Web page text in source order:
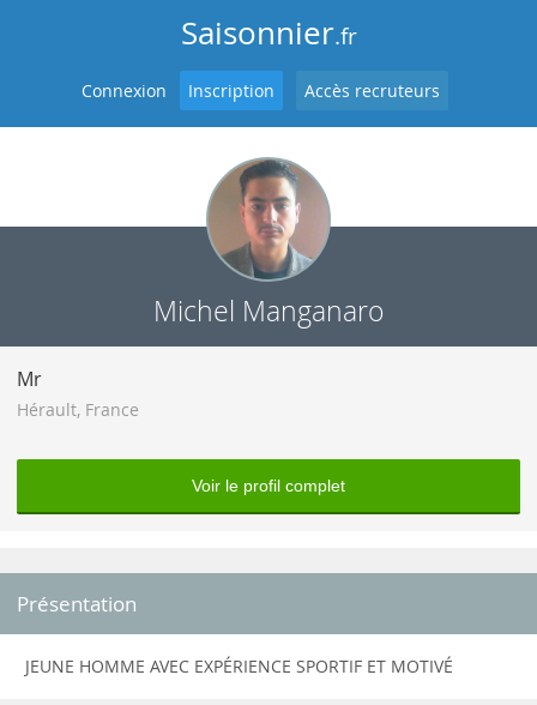
Saisonnier.fr
Connexion Inscription Accès recruteurs
Michel Manganaro
Mr
Hérault, France
Voir le profil complet
Présentation
JEUNE HOMME AVEC EXPÉRIENCE SPORTIF ET MOTIVÉ